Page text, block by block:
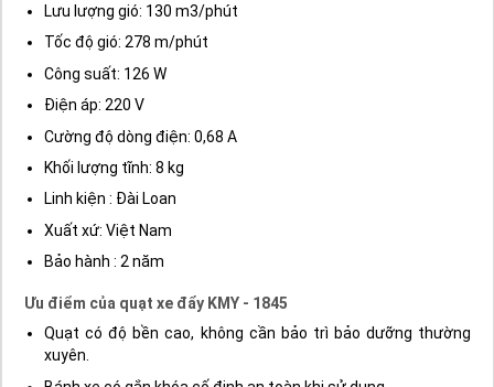
biến lượng nhiệt phát sinh quá mức cần thiết.
Thông số kỹ thuật - Technical specification
Kích thước: 565 x 510 x 790 mm
Đường kính cánh: 45 cm
Tốc độ điều khiển: 3
Vòng quay cánh/phút: 1330
Lưu lượng gió: 130 m3/phút
Tốc độ gió: 278 m/phút
Công suất: 126 W
Điện áp: 220 V
Cường độ dòng điện: 0,68 A
Khối lượng tĩnh: 8 kg